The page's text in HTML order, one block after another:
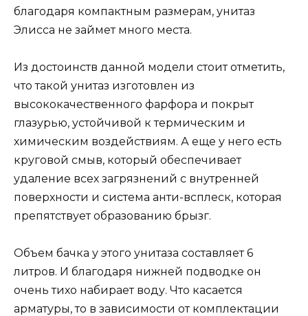
благодаря компактным размерам, унитаз
Элисса не займет много места.
Из достоинств данной модели стоит отметить,
что такой унитаз изготовлен из
высококачественного фарфора и покрыт
глазурью, устойчивой к термическим и
химическим воздействиям. А еще у него есть
круговой смыв, который обеспечивает
удаление всех загрязнений с внутренней
поверхности и система анти-всплеск, которая
препятствует образованию брызг.
Объем бачка у этого унитаза составляет 6
литров. И благодаря нижней подводке он
очень тихо набирает воду. Что касается
арматуры, то в зависимости от комплектации